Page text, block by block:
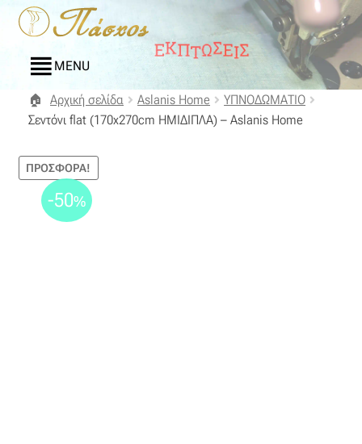
Απευθείας
μετάβαση
στην
πλοήγηση
Μετάβαση
σε
περιεχόμενο
MENU
Αρχική
Compare
Αρχική σελίδα Aslanis Home
ΥΠΝΟΔΩΜΑΤΙΟ
Σεντόνι flat (170x270cm ΗΜΙΔΙΠΛΑ) – Aslanis Home
ΠΡΟΣΦΟΡΆ!
-50%